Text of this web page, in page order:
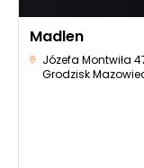
Madlen
Józefa Montwiła
Grodzisk